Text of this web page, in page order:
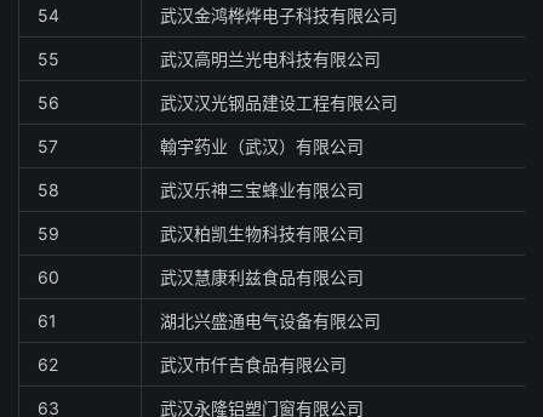
54 武汉金鸿桦烨电子科技有限公司
55 武汉高明兰光电科技有限公司
56 武汉汉光钢品建设工程有限公司
57 翰宇药业（武汉）有限公司
58 武汉乐神三宝蜂业有限公司
59 武汉柏凯生物科技有限公司
60 武汉慧康利兹食品有限公司
61 湖北兴盛通电气设备有限公司
62 武汉市仟吉食品有限公司
63 武汉永隆铝塑门窗有限公司